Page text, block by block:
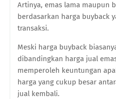
Artinya, emas lama maupun
berdasarkan harga buyback
transaksi.
Meski harga buyback
dibandingkan harga jual
memperoleh keuntungan
harga yang cukup besar
jual kembali.